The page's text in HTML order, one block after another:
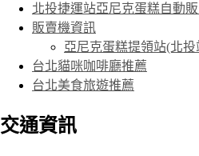
北投捷運站亞尼克蛋糕自動
販賣機資訊
亞尼克蛋糕提領站(北投
台北貓咪咖啡廳推薦
台北美食旅遊推薦
交通資訊